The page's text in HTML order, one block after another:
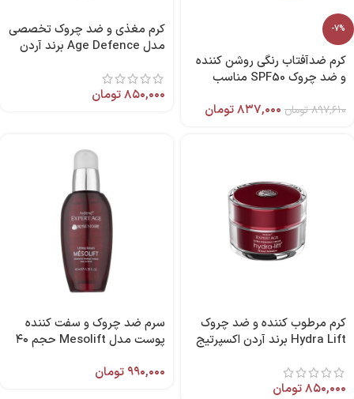
-7%
کرم ضدآفتاب رنگی روشن کننده
و ضد چروک SPF50 مناسب
روشن)بایومارین
۸۹۷,۶۱۰تومان ۸۳۷,۰۰۰تومان
کرم مغذی و ضد چروک تخصصی
مدل Age Defence برند آردن
۸۵۰,۰۰۰تومان
کرم مرطوب کننده و ضد چروک
Hydra Lift برند آردن اکسپرتیج
۸۵۰,۰۰۰تومان
سرم ضد چروک و سفت کننده
پوست مدل Mesolift حجم ۴۰
۹۹۰,۰۰۰ تومان